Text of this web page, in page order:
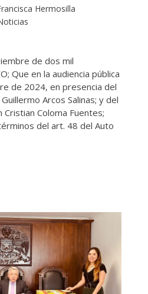
Hermosilla
de dos mil
Que en la audiencia pública
de 2024, en presencia del
Arcos Salinas; y del
Coloma Fuentes;
del art. 48 del Auto